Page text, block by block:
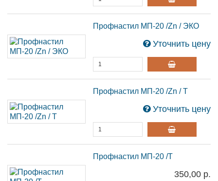
Профнастил МП-20 /Zn / ЭКО
Уточнить цену
Профнастил МП-20 /Zn / T
Уточнить цену
Профнастил МП-20 /T
350,00 р.